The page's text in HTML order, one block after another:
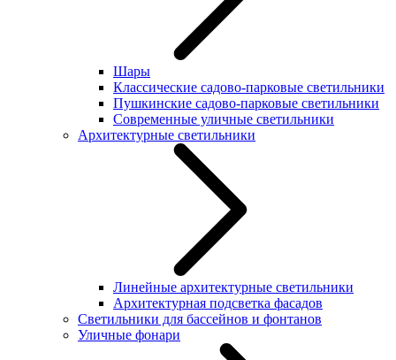
Шары
Классические садово-парковые светильники
Пушкинские садово-парковые светильники
Современные уличные светильники
Архитектурные светильники
Линейные архитектурные светильники
Архитектурная подсветка фасадов
Светильники для бассейнов и фонтанов
Уличные фонари